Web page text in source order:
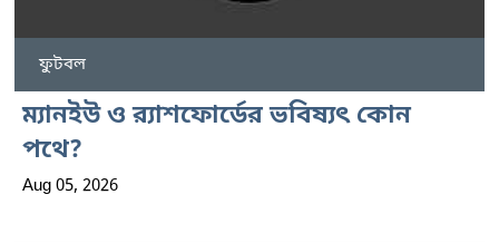
ফুটবল
ম্যানইউ ও র‍্যাশফোর্ডের ভবিষ্যৎ কোন
পথে?
Aug 05, 2026